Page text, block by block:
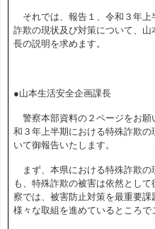
それでは、報告１、令和３年上
詐欺の現状及び対策について、山
長の説明を求めます。
●山本生活安全企画課長
警察本部資料の２ページをお願
和３年上半期における特殊詐欺の
いて御報告いたします。
まず、本県における特殊詐欺の
も、特殊詐欺の被害は依然として
察では、被害防止対策を最重要課
様々な取組を進めているところで